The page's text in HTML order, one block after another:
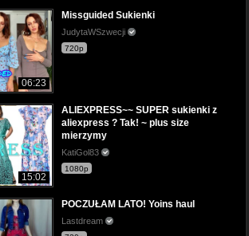
06:23
Missguided Sukienki
JudytaWSzwecji
720p
15:02
ALIEXPRESS~~ SUPER sukienki z
aliexpress ? Tak! ~ plus size
mierzymy
KatiGol83
1080p
POCZUŁAM LATO! Yoins haul
Lastdream